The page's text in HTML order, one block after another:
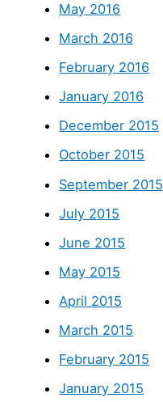
May 2016
March 2016
February 2016
January 2016
December 2015
October 2015
September 2015
July 2015
June 2015
May 2015
April 2015
March 2015
February 2015
January 2015